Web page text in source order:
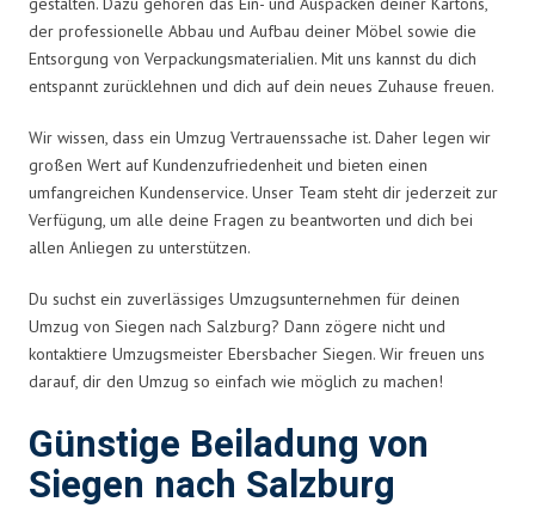
der professionelle Abbau und Aufbau deiner Möbel sowie die
Entsorgung von Verpackungsmaterialien. Mit uns kannst du dich
entspannt zurücklehnen und dich auf dein neues Zuhause freuen.
Wir wissen, dass ein Umzug Vertrauenssache ist. Daher legen wir
großen Wert auf Kundenzufriedenheit und bieten einen
umfangreichen Kundenservice. Unser Team steht dir jederzeit zur
Verfügung, um alle deine Fragen zu beantworten und dich bei
allen Anliegen zu unterstützen.
Du suchst ein zuverlässiges Umzugsunternehmen für deinen
Umzug von Siegen nach Salzburg? Dann zögere nicht und
kontaktiere Umzugsmeister Ebersbacher Siegen. Wir freuen uns
darauf, dir den Umzug so einfach wie möglich zu machen!
Günstige Beiladung von
Siegen nach Salzburg